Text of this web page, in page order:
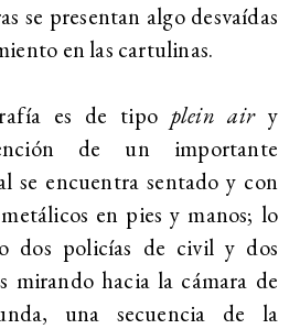
se presentan algo desvaídas
en las cartulinas.
es de tipo plein air y
de un importante
se encuentra sentado y con
en pies y manos; lo
dos policías de civil y dos
mirando hacia la cámara de
una secuencia de la